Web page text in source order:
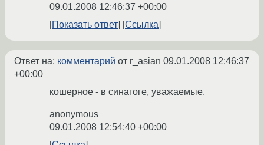
09.01.2008 12:46:37 +00:00
Показать ответ
Ссылка
Ответ на: комментарий от r_asian 09.01.2008 12:46:37
+00:00
кошерное - в синагоге, уважаемые.
anonymous
09.01.2008 12:54:40 +00:00